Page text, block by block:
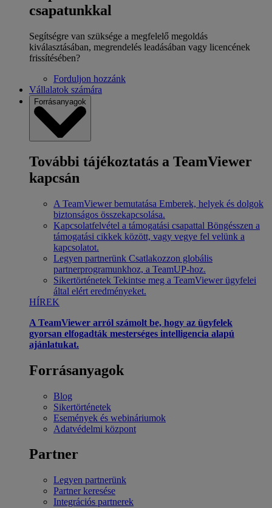
csapatunkkal
Segítségre van szüksége a megfelelő megoldás
kiválasztásában, megrendelés leadásában vagy licencének
frissítésében?
Forduljon hozzánk
Vállalatok számára
Forrásanyagok
További tájékoztatás a TeamViewer
kapcsán
A TeamViewer bemutatása Emberek, helyek és dolgok
biztonságos összekapcsolása.
Kapcsolatfelvétel a támogatási csapattal Böngésszen a
támogatási cikkek között, vagy vegye fel velünk a
kapcsolatot.
Legyen partnerünk Csatlakozzon globális
partnerprogramunkhoz, a TeamUP-hoz.
Sikertörténetek Tekintse meg a TeamViewer ügyfelei
által elért eredményeket.
HÍREK
A TeamViewer arról számolt be, hogy az ügyfelek
gyorsan elfogadták mesterséges intelligencia alapú
ajánlatukat.
Forrásanyagok
Blog
Sikertörténetek
Események és webináriumok
Adatvédelmi központ
Partner
Legyen partnerünk
Partner keresése
Integrációs partnerek